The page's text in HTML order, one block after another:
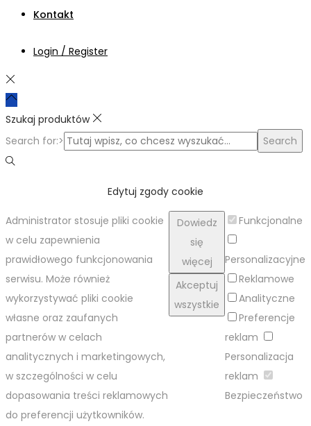
Kontakt
Login / Register
Szukaj produktów
Search for:>
Search
Edytuj zgody cookie
Administrator stosuje pliki cookie
w celu zapewnienia
prawidłowego funkcjonowania
serwisu. Może również
wykorzystywać pliki cookie
własne oraz zaufanych
partnerów w celach
analitycznych i marketingowych,
w szczególności w celu
dopasowania treści reklamowych
do preferencji użytkowników.
Dowiedz
się
więcej
Akceptuj
wszystkie
Funkcjonalne
Personalizacyjne
Reklamowe
Analityczne
Preferencje
reklam
Personalizacja
reklam
Bezpieczeństwo